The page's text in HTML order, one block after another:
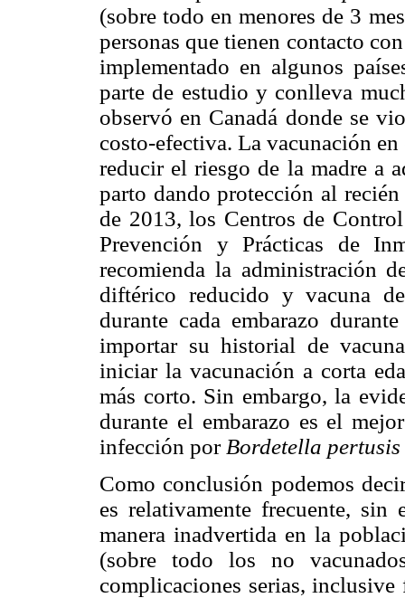
(sobre todo en menores de 3
personas que tienen contacto
implementado en algunos
parte de estudio y conlleva
observó en Canadá donde se
costo-efectiva. La vacunación en
reducir el riesgo de la madre a
parto dando protección al
de 2013, los Centros de
Prevención y Prácticas de
recomienda la administración
diftérico reducido y vacuna
durante cada embarazo
importar su historial de
iniciar la vacunación a corta
más corto. Sin embargo, la
durante el embarazo es el
infección por Bordetella pertusis
Como conclusión podemos
es relativamente frecuente, sin
manera inadvertida en la
(sobre todo los no
complicaciones serias, inclusive